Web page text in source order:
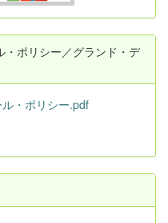
・ポリシー／グランド・デ
・ポリシー.pdf